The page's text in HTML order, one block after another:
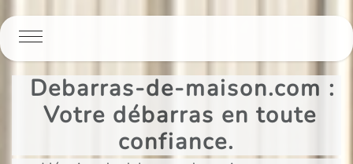
Debarras-de-maison.com :
Votre débarras en toute
confiance.